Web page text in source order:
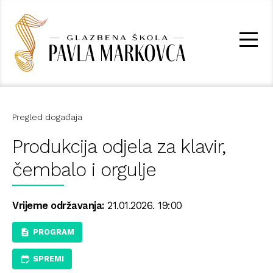
Pregled događaja
Produkcija odjela za klavir,
čembalo i orgulje
Vrijeme održavanja:21.01.2026. 19:00
PROGRAM
SPREMI